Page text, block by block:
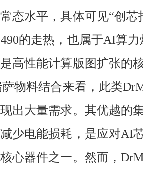
态水平，具体可见“创
的走热，也属于AI算
高性能计算版图扩张的
物料结合来看，此类
出大量需求。其优越的
少电能损耗，是应对AI
心器件之一。然而，